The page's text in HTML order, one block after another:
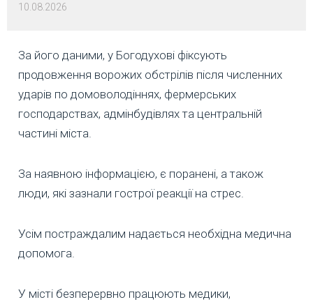
10.08.2026
За його даними, у Богодухові фіксують
продовження ворожих обстрілів після численних
ударів по домоволодіннях, фермерських
господарствах, адмінбудівлях та центральній
частині міста.
За наявною інформацією, є поранені, а також
люди, які зазнали гострої реакції на стрес.
Усім постраждалим надається необхідна медична
допомога.
У місті безперервно працюють медики,